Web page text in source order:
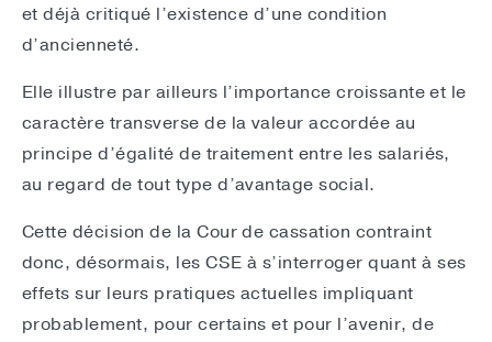
et déjà critiqué l’existence d’une condition
d’ancienneté.
Elle illustre par ailleurs l’importance croissante et le
caractère transverse de la valeur accordée au
principe d’égalité de traitement entre les salariés,
au regard de tout type d’avantage social.
Cette décision de la Cour de cassation contraint
donc, désormais, les CSE à s’interroger quant à ses
effets sur leurs pratiques actuelles impliquant
probablement, pour certains et pour l’avenir, de